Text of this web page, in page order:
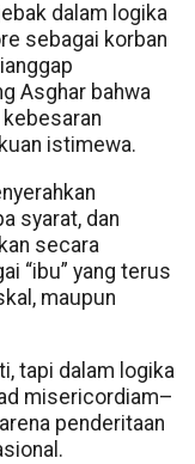
dalam logika
sebagai korban
Asghar bahwa
istimewa.
syarat, dan
secara
“ibu” yang terus
maupun
tapi dalam logika
misericordiam–
penderitaan